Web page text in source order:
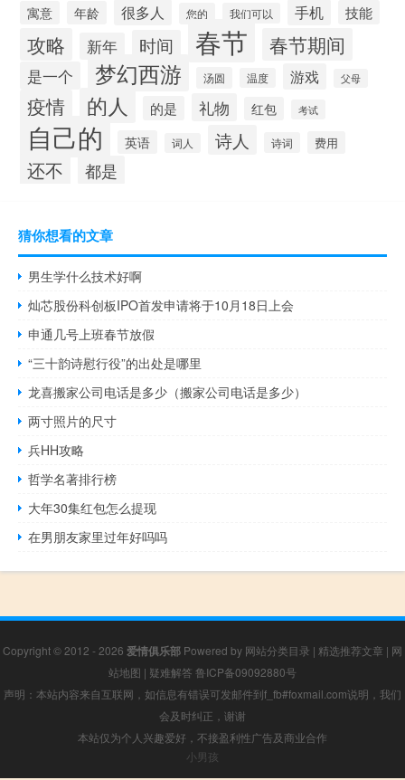
寓意 年龄 很多人 您的 我们可以 手机 技能
攻略 新年 时间 春节 春节期间
是一个 梦幻西游 汤圆 温度 游戏 父母
疫情 的人 的是 礼物 红包 考试
自己的 英语 词人 诗人 诗词 费用
还不 都是
猜你想看的文章
男生学什么技术好啊
灿芯股份科创板IPO首发申请将于10月18日上会
申通几号上班春节放假
“三十韵诗慰行役”的出处是哪里
龙喜搬家公司电话是多少（搬家公司电话是多少）
两寸照片的尺寸
兵HH攻略
哲学名著排行榜
大年30集红包怎么提现
在男朋友家里过年好吗吗
Copyright © 2012 - 2026 爱情俱乐部 Powered by 网站分类目录 | 精选推荐文章 | 网
站地图 | 疑难解答 鲁ICP备09092880号
声明：本站内容来自互联网，如信息有错误可发邮件到f_fb#foxmail.com说明，我们
会及时纠正，谢谢
本站仅为个人兴趣爱好，不接盈利性广告及商业合作
小男孩